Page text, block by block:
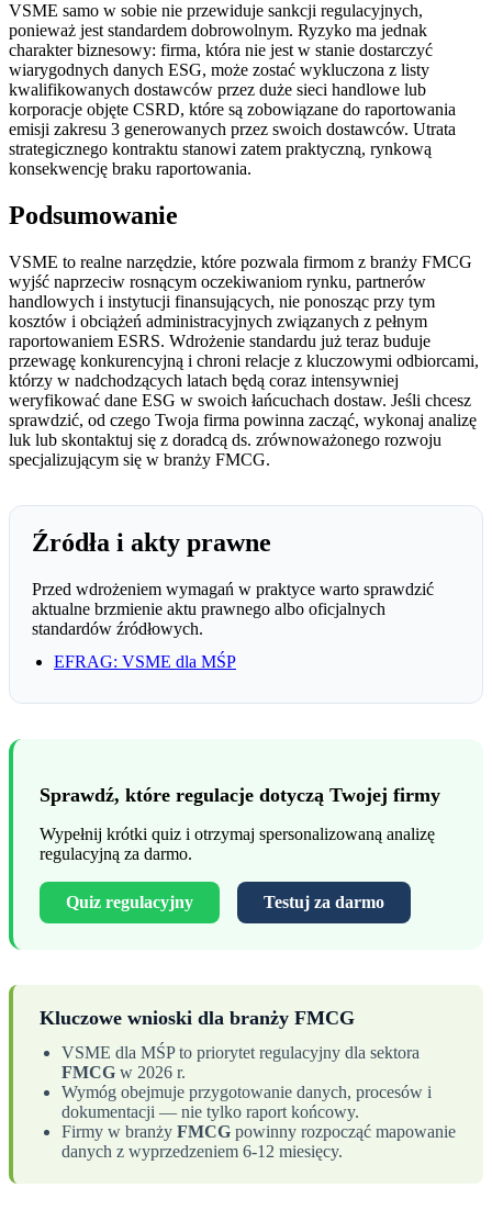
VSME samo w sobie nie przewiduje sankcji regulacyjnych,
ponieważ jest standardem dobrowolnym. Ryzyko ma jednak
charakter biznesowy: firma, która nie jest w stanie dostarczyć
wiarygodnych danych ESG, może zostać wykluczona z listy
kwalifikowanych dostawców przez duże sieci handlowe lub
korporacje objęte CSRD, które są zobowiązane do raportowania
emisji zakresu 3 generowanych przez swoich dostawców. Utrata
strategicznego kontraktu stanowi zatem praktyczną, rynkową
konsekwencję braku raportowania.
Podsumowanie
VSME to realne narzędzie, które pozwala firmom z branży FMCG
wyjść naprzeciw rosnącym oczekiwaniom rynku, partnerów
handlowych i instytucji finansujących, nie ponosząc przy tym
kosztów i obciążeń administracyjnych związanych z pełnym
raportowaniem ESRS. Wdrożenie standardu już teraz buduje
przewagę konkurencyjną i chroni relacje z kluczowymi odbiorcami,
którzy w nadchodzących latach będą coraz intensywniej
weryfikować dane ESG w swoich łańcuchach dostaw. Jeśli chcesz
sprawdzić, od czego Twoja firma powinna zacząć, wykonaj analizę
luk lub skontaktuj się z doradcą ds. zrównoważonego rozwoju
specjalizującym się w branży FMCG.
Źródła i akty prawne
Przed wdrożeniem wymagań w praktyce warto sprawdzić
aktualne brzmienie aktu prawnego albo oficjalnych
standardów źródłowych.
EFRAG: VSME dla MŚP
Sprawdź, które regulacje dotyczą Twojej firmy
Wypełnij krótki quiz i otrzymaj spersonalizowaną analizę
regulacyjną za darmo.
Quiz regulacyjny Testuj za darmo
Kluczowe wnioski dla branży FMCG
VSME dla MŚP to priorytet regulacyjny dla sektora
FMCG w 2026 r.
Wymóg obejmuje przygotowanie danych, procesów i
dokumentacji — nie tylko raport końcowy.
Firmy w branży FMCG powinny rozpocząć mapowanie
danych z wyprzedzeniem 6-12 miesięcy.